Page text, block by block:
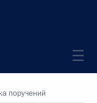
поручений